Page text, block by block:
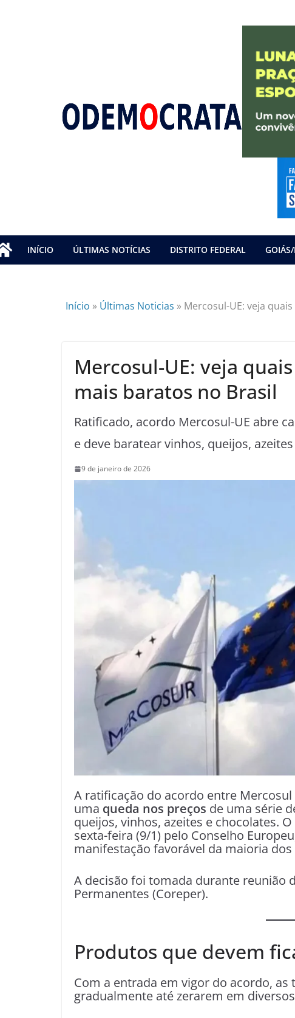
INÍCIO ÚLTIMAS NOTÍCIAS DISTRITO FEDERAL
Início » Últimas Noticias » Mercosul-UE: veja
Mercosul-UE: veja
mais baratos no Brasil
Ratificado, acordo Mercosul-UE abre
e deve baratear vinhos, queijos,
9 de janeiro de 2026
A ratificação do acordo entre
uma queda nos preços de uma série
queijos, vinhos, azeites e chocolates.
sexta-feira (9/1) pelo Conselho
manifestação favorável da maioria
A decisão foi tomada durante reunião
Permanentes (Coreper).
Produtos que devem
Com a entrada em vigor do acordo,
gradualmente até zerarem em